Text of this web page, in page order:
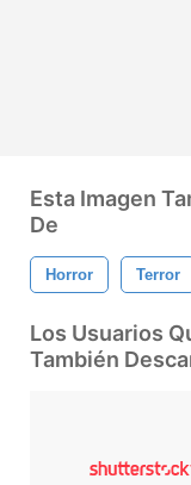
Esta Imagen
De
Horror Terror
Los Usuarios
También